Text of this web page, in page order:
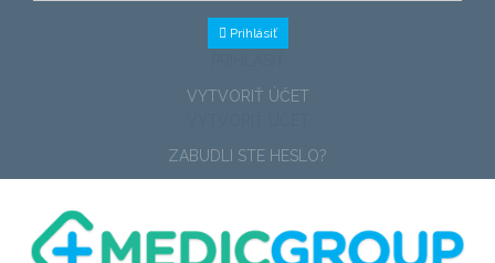
Prihlásiť
VYTVORIŤ ÚČET
ZABUDLI STE HESLO?